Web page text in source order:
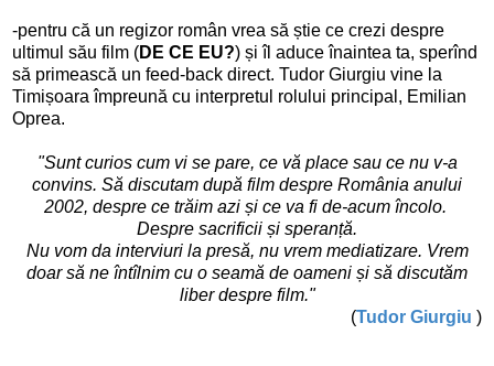
-pentru că un regizor român vrea să știe ce crezi despre
ultimul său film (DE CE EU?) și îl aduce înaintea ta, sperînd
să primească un feed-back direct. Tudor Giurgiu vine la
Timișoara împreună cu interpretul rolului principal, Emilian
Oprea.
"Sunt curios cum vi se pare, ce vă place sau ce nu v-a
convins. Să discutam după film despre România anului
2002, despre ce trăim azi și ce va fi de-acum încolo.
Despre sacrificii și speranță.
Nu vom da interviuri la presă, nu vrem mediatizare. Vrem
doar să ne întîlnim cu o seamă de oameni și să discutăm
liber despre film."
(Tudor Giurgiu )